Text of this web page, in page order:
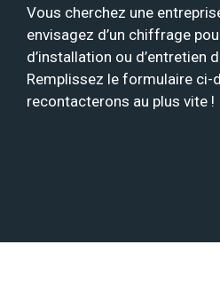
Vous cherchez une
envisagez d’un chiffrage
d’installation ou d’entretien
Remplissez le formulaire ci-
recontacterons au plus vite !